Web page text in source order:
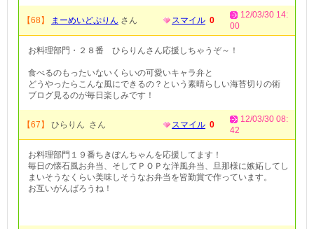
【68】 まーめいどぷりん さん スマイル 0
12/03/30 14:
00
お料理部門・２８番 ひらりんさん応援しちゃうぞ～！
食べるのもったいないくらいの可愛いキャラ弁と
どうやったらこんな風にできるの？という素晴らしい海苔切りの術
ブログ見るのが毎日楽しみです！
【67】 ひらりん さん スマイル 0
12/03/30 08:
42
お料理部門１９番ちきぽんちゃんを応援してます！
毎日の懐石風お弁当、そしてＰＯＰな洋風弁当、旦那様に嫉妬してし
まいそうなくらい美味しそうなお弁当を皆勤賞で作っています。
お互いがんばろうね！